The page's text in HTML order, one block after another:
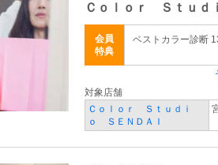
Ｃｏｌｏｒ Ｓｔｕｄ
会員
特典
ベストカラー診断
対象店舗
Ｃｏｌｏｒ Ｓｔｕｄｉ
ｏ ＳＥＮＤＡＩ